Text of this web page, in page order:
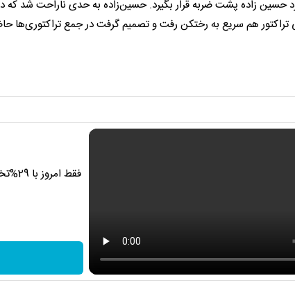
حسین زاده پشت ضربه قرار بگیرد. حسین‌زاده به حدی ناراحت شد که
هم سریع به رختکن رفت و تصمیم گرفت در جمع تراکتوری‌ها
فقط